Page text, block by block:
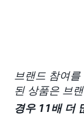
브랜드 참여
된 상품은 브
경우 11배 더